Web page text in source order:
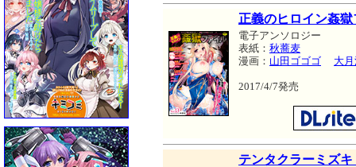
正義のヒロイン姦
電子アンソロジー
表紙： 秋蕎麦
漫画： 山田ゴゴゴ 大
2017/4/7発売
テンタクラーミズキ